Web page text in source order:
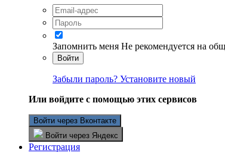
Запомнить меня Не рекомендуется на
Войти
Забыли пароль? Установите новый
Или войдите с помощью этих сервисов
Войти через Вконтакте
Войти через Яндекс
Регистрация